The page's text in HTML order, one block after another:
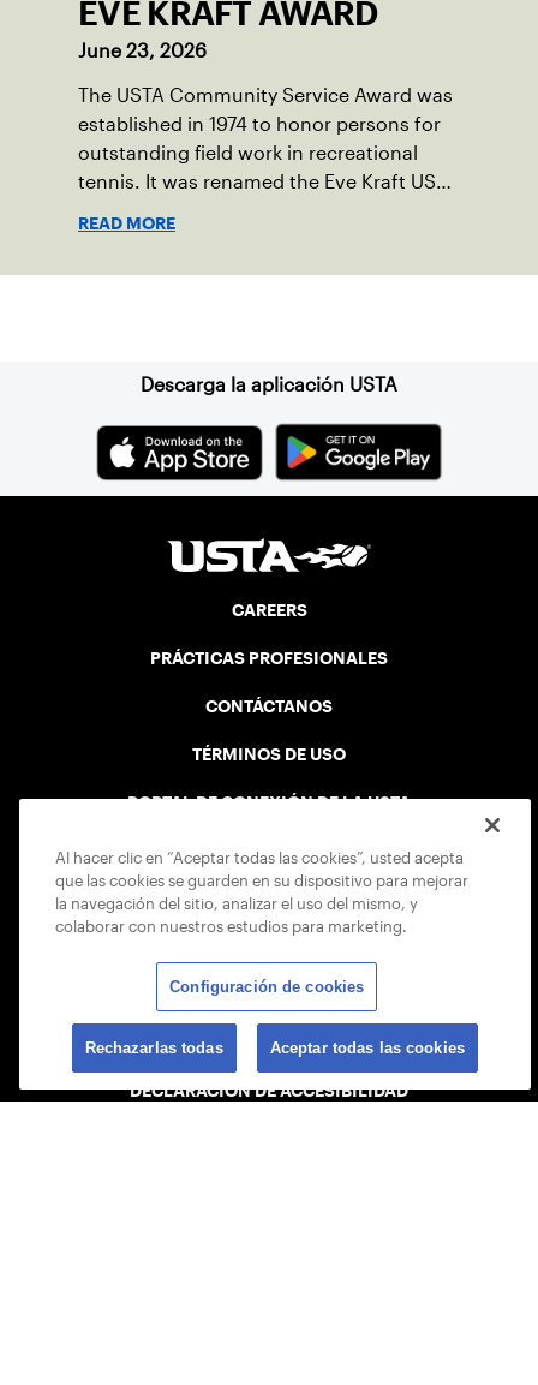
EVE KRAFT AWARD
June 23, 2026
The USTA Community Service Award was
established in 1974 to honor persons for
outstanding field work in recreational
tennis. It was renamed the Eve Kraft USTA
community centers.
READ MORE
Descarga la aplicación USTA
CAREERS
PRÁCTICAS PROFESIONALES
CONTÁCTANOS
TÉRMINOS DE USO
PORTAL DE CONEXIÓN DE LA USTA
LISTA DISCIPLINARIA DE JUEGO SEGURO
MAPA DEL SITIO
POLÍTICA DE PRIVACIDAD
ENCUENTRA TU CUENTA
DECLARACIÓN DE ACCESIBILIDAD
Al hacer clic en “Aceptar todas las cookies”, usted acepta
que las cookies se guarden en su dispositivo para mejorar
la navegación del sitio, analizar el uso del mismo, y
colaborar con nuestros estudios para marketing.
Configuración de cookies
Rechazarlas todas Aceptar todas las cookies